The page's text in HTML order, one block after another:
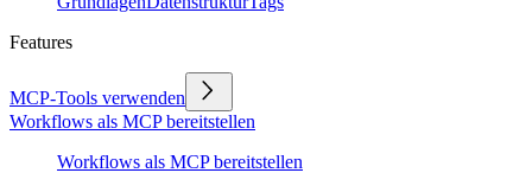
Features
MCP-Tools verwenden
Workflows als MCP bereitstellen
Workflows als MCP bereitstellen